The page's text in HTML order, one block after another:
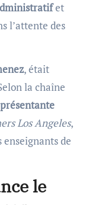
et
l’attente des
, était
la chaîne
Los Angeles,
de
le